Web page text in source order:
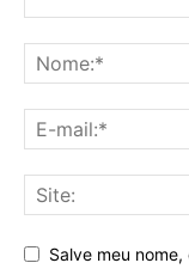
Salve meu